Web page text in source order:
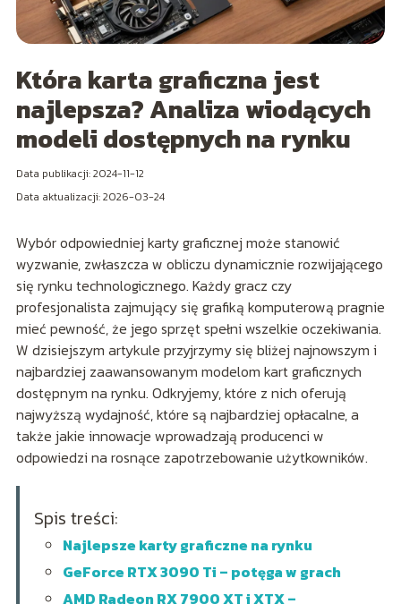
Która karta graficzna jest
najlepsza? Analiza wiodących
modeli dostępnych na rynku
Data publikacji: 2024-11-12
Data aktualizacji: 2026-03-24
Wybór odpowiedniej karty graficznej może stanowić
wyzwanie, zwłaszcza w obliczu dynamicznie rozwijającego
się rynku technologicznego. Każdy gracz czy
profesjonalista zajmujący się grafiką komputerową pragnie
mieć pewność, że jego sprzęt spełni wszelkie oczekiwania.
W dzisiejszym artykule przyjrzymy się bliżej najnowszym i
najbardziej zaawansowanym modelom kart graficznych
dostępnym na rynku. Odkryjemy, które z nich oferują
najwyższą wydajność, które są najbardziej opłacalne, a
także jakie innowacje wprowadzają producenci w
odpowiedzi na rosnące zapotrzebowanie użytkowników.
Spis treści:
Najlepsze karty graficzne na rynku
GeForce RTX 3090 Ti – potęga w grach
AMD Radeon RX 7900 XT i XTX –